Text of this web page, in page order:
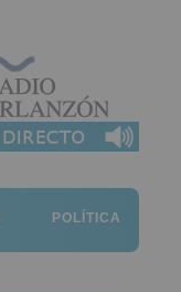
POLÍTICA